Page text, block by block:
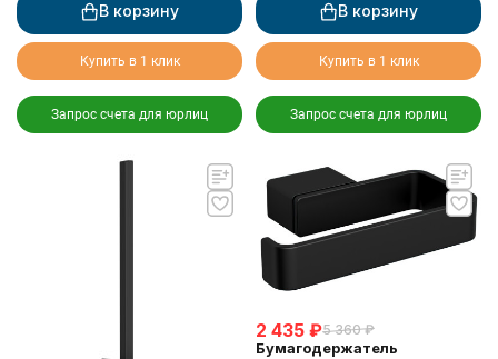
В корзину
Купить в 1 клик
Запрос счета для юрлиц
В корзину
Купить в 1 клик
Запрос счета для юрлиц
2 435 ₽5 360 ₽
Бумагодержатель